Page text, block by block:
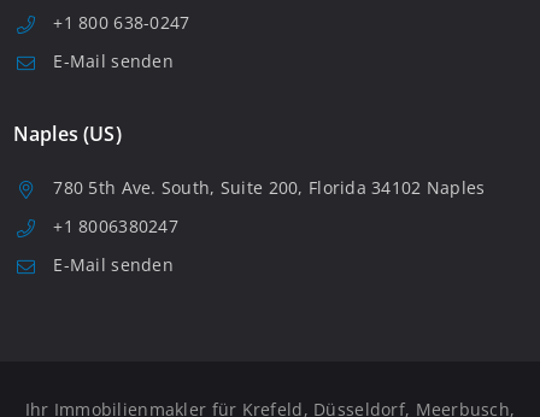
+1 800 638-0247
E-Mail senden
Naples (US)
780 5th Ave. South, Suite 200, Florida 34102 Naples
+1 8006380247
E-Mail senden
Ihr Immobilienmakler für Krefeld, Düsseldorf, Meerbusch,